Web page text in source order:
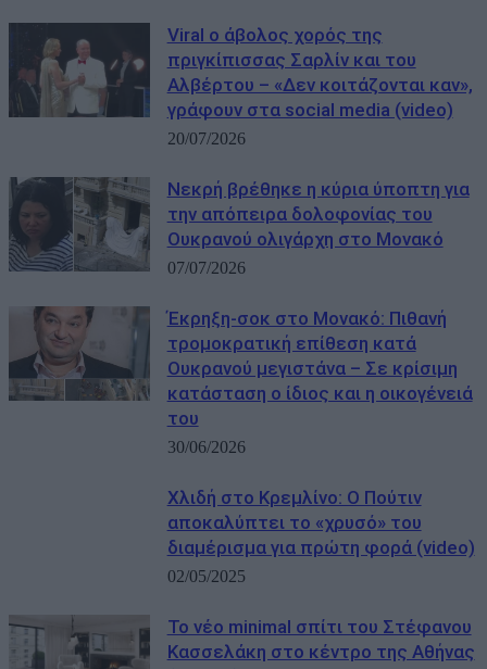
Viral ο άβολος χορός της
πριγκίπισσας Σαρλίν και του
Αλβέρτου – «Δεν κοιτάζονται καν»,
γράφουν στα social media (video)
20/07/2026
Νεκρή βρέθηκε η κύρια ύποπτη για
την απόπειρα δολοφονίας του
Ουκρανού ολιγάρχη στο Μονακό
07/07/2026
Έκρηξη-σοκ στο Μονακό: Πιθανή
τρομοκρατική επίθεση κατά
Ουκρανού μεγιστάνα – Σε κρίσιμη
κατάσταση ο ίδιος και η οικογένειά
του
30/06/2026
Χλιδή στο Κρεμλίνο: Ο Πούτιν
αποκαλύπτει το «χρυσό» του
διαμέρισμα για πρώτη φορά (video)
02/05/2025
Το νέο minimal σπίτι του Στέφανου
Κασσελάκη στο κέντρο της Αθήνας